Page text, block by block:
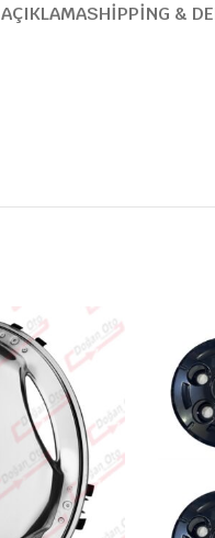
AÇIKLAMASHIPPING &